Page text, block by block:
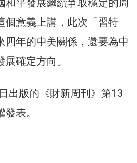
和平發展繼續爭取穩定的周
個意義上講，此次「習特
四年的中美關係，還要為中
確定方向。
出版的《財新周刊》第13
表。